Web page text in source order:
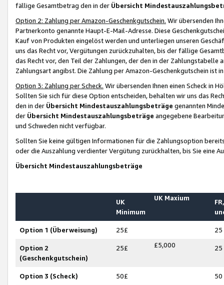
fällige Gesamtbetrag den in der Übersicht
Option 2: Zahlung per Amazon-Geschenkgutschein. Wir übersenden
Partnerkonto genannte Haupt-E-Mail-Adresse. Diese
Kauf von Produkten eingelöst werden und unterliegen unseren
uns das Recht vor, Vergütungen zurückzuhalten, bis der fällige
das Recht vor, den Teil der Zahlungen, der den in der
Zahlungsart angibst. Die Zahlung per Amazon-Geschenkgutschein ist
Option 3: Zahlung per Scheck. Wir übersenden Ihnen einen Scheck in
Sollten Sie sich für diese Option entscheiden, behalten wir uns das
den in der Übersicht Mindestauszahlungsbeträge genannten
der Übersicht Mindestauszahlungsbeträge angegebene
und Schweden nicht verfügbar.
Sollten Sie keine gültigen Informationen für die Zahlungsoption
oder die Auszahlung verdienter Vergütung zurückhalten, bis Sie
Übersicht Mindestauszahlungsbeträge
UK
Minimum
UK Maxium
Option 1 (Überweisung) 25£ 25
Option 2
(Geschenkgutschein)
25£ £5,000 25
Option 3 (Scheck) 50£ 50